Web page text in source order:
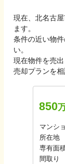
現在、 北名古
ます。
条件の近い物
い。
現在物件を売
売却プランを
850
マンシ
所在地
専有面
間取り